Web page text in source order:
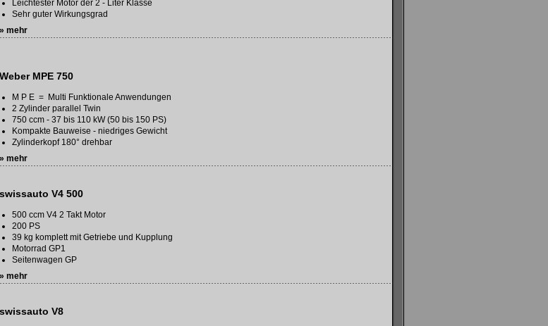
Leichtester Motor der 2 - Liter Klasse
Sehr guter Wirkungsgrad
» mehr
Weber MPE 750
M P E = Multi Funktionale Anwendungen
2 Zylinder parallel Twin
750 ccm - 37 bis 110 kW (50 bis 150 PS)
Kompakte Bauweise - niedriges Gewicht
Zylinderkopf 180° drehbar
» mehr
swissauto V4 500
500 ccm V4 2 Takt Motor
200 PS
39 kg komplett mit Getriebe und Kupplung
Motorrad GP1
Seitenwagen GP
» mehr
swissauto V8